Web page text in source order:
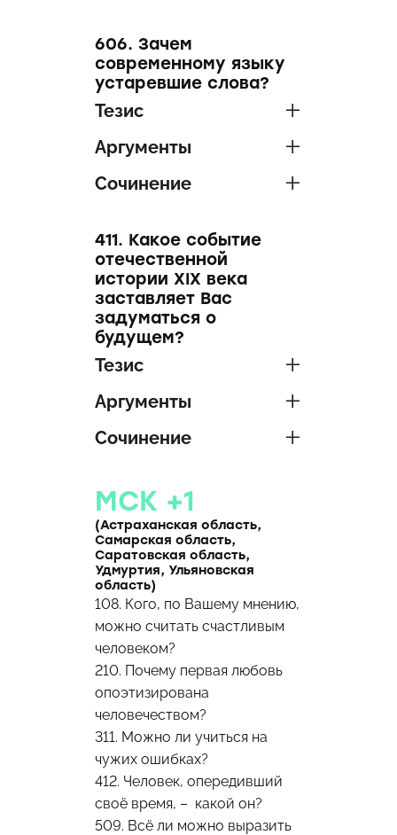
606. Зачем
современному языку
устаревшие слова?
Тезис
Аргументы
Сочинение
411. Какое событие
отечественной
истории XIX века
заставляет Вас
задуматься о
будущем?
Тезис
Аргументы
Сочинение
МСК +1
(Астраханская область,
Самарская область,
Саратовская область,
Удмуртия, Ульяновская
область)
108. Кого, по Вашему мнению,
можно считать счастливым
человеком?
210. Почему первая любовь
опоэтизирована
человечеством?
311. Можно ли учиться на
чужих ошибках?
412. Человек, опередивший
своё время, – какой он?
509. Всё ли можно выразить